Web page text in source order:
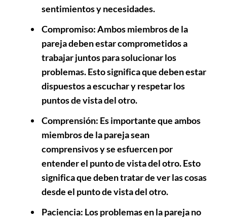
sentimientos y necesidades.
Compromiso:Ambos miembros de la
pareja deben estar comprometidos a
trabajar juntos para solucionar los
problemas. Esto significa que deben estar
dispuestos a escuchar y respetar los
puntos de vista del otro.
Comprensión: Es importante que ambos
miembros de la pareja sean
comprensivos y se esfuercen por
entender el punto de vista del otro. Esto
significa que deben tratar de ver las cosas
desde el punto de vista del otro.
Paciencia: Los problemas en la pareja no